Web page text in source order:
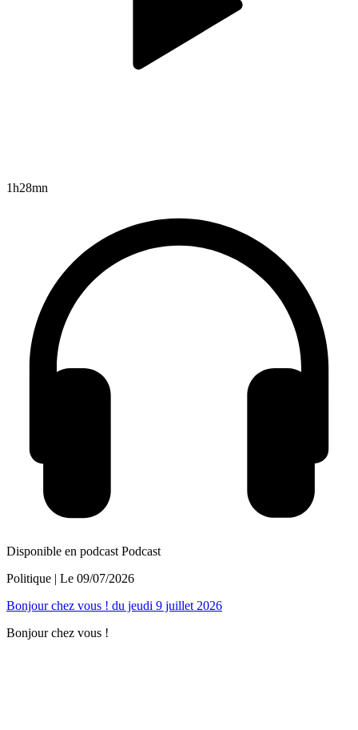
1h28mn
Disponible en podcast Podcast
Politique | Le 09/07/2026
Bonjour chez vous ! du jeudi 9 juillet 2026
Bonjour chez vous !